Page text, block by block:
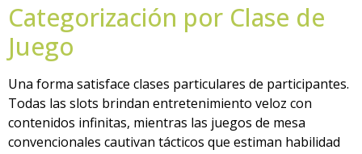
Categorización por Clase de
Juego
Una forma satisface clases particulares de participantes.
Todas las slots brindan entretenimiento veloz con
contenidos infinitas, mientras las juegos de mesa
convencionales cautivan tácticos que estiman habilidad